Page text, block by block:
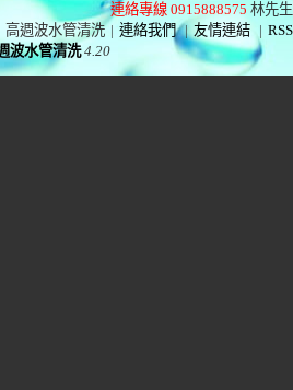
連絡專線 0915888575 林先生
高週波水管清洗 | 連絡我們 | 友情連結 | RSS
波水管清洗4.20